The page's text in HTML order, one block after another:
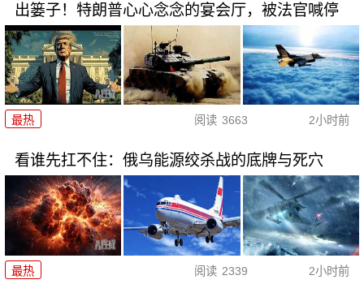
出篓子！特朗普心心念念的宴会厅，被法官喊停
最热 阅读 3663 2小时前
看谁先扛不住：俄乌能源绞杀战的底牌与死穴
最热 阅读 2339 2小时前